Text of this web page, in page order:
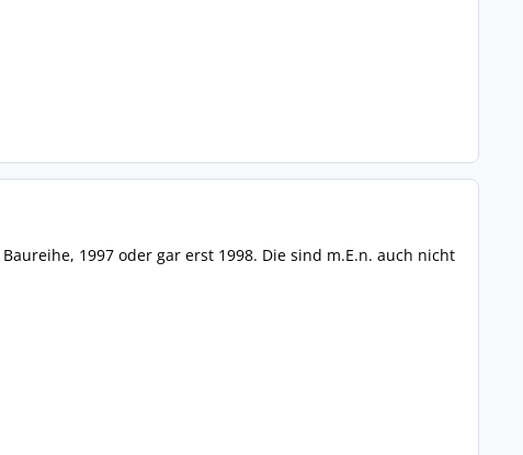
1997 oder gar erst 1998. Die sind m.E.n. auch nicht